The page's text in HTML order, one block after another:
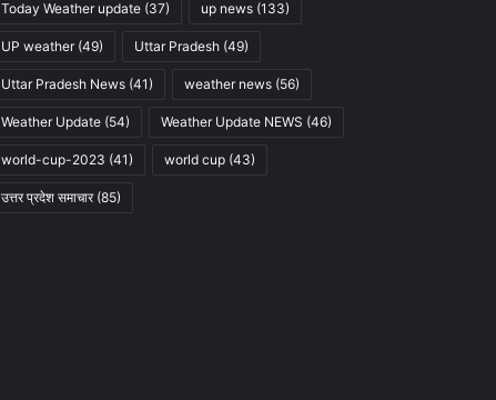
Today Weather update(37) up news(133)
UP weather(49) Uttar Pradesh(49)
Uttar Pradesh News(41) weather news(56)
Weather Update(54) Weather Update NEWS (46)
world-cup-2023 (41) world cup(43)
उत्तर प्रदेश समाचार(85)